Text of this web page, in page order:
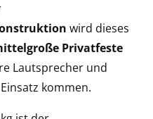
wird dieses
Privatfeste
Lautsprecher und
kommen.